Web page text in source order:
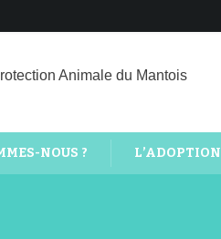
Animale du Mantois
NOUS ? L’ADOPTION